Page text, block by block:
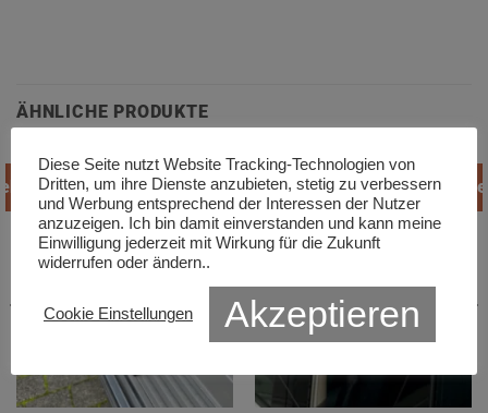
ÄHNLICHE PRODUKTE
Angebot!
Diese Seite nutzt Website Tracking-Technologien von
Dritten, um ihre Dienste anzubieten, stetig zu verbessern
und Werbung entsprechend der Interessen der Nutzer
anzuzeigen. Ich bin damit einverstanden und kann meine
Einwilligung jederzeit mit Wirkung für die Zukunft
widerrufen oder ändern..
Cookie Einstellungen Akzeptieren